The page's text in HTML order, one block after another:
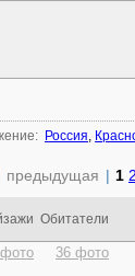
Россия,
предыдущая | 1 2
Обитатели
36 фото